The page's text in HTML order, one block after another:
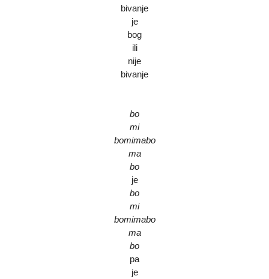
bivanje
je
bog
ili
nije
bivanje
bo
mi
bomimabo
ma
bo
je
bo
mi
bomimabo
ma
bo
pa
je